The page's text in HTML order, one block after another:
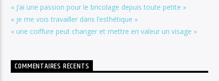
« J’ai une passion pour le bricolage depuis toute petite »
« je me vois travailler dans l’esthétique »
« une coiffure peut changer et mettre en valeur un visage »
COMMENTAIRES RÉCENTS